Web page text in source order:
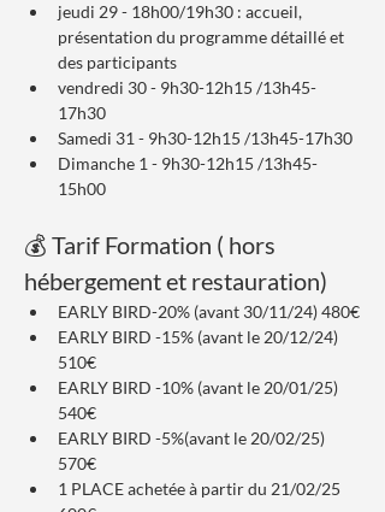
jeudi 29 - 18h00/19h30 : accueil,
présentation du programme détaillé et
des participants
vendredi 30 - 9h30-12h15 /13h45-
17h30
Samedi 31 - 9h30-12h15 /13h45-17h30
Dimanche 1 - 9h30-12h15 /13h45-
15h00
💰 Tarif Formation ( hors
hébergement et restauration)
EARLY BIRD-20% (avant 30/11/24) 480€
EARLY BIRD -15% (avant le 20/12/24)
510€
EARLY BIRD -10% (avant le 20/01/25)
540€
EARLY BIRD -5%(avant le 20/02/25)
570€
1 PLACE achetée à partir du 21/02/25